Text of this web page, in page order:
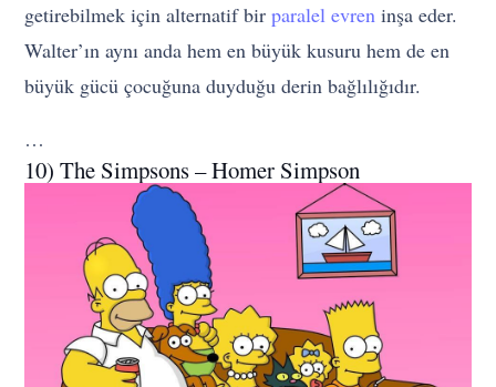
getirebilmek için alternatif birparalel evren inşa eder.
Walter’ın aynı anda hem en büyük kusuru hem de en
büyük gücü çocuğuna duyduğu derin bağlılığıdır.
…
10) The Simpsons – Homer Simpson